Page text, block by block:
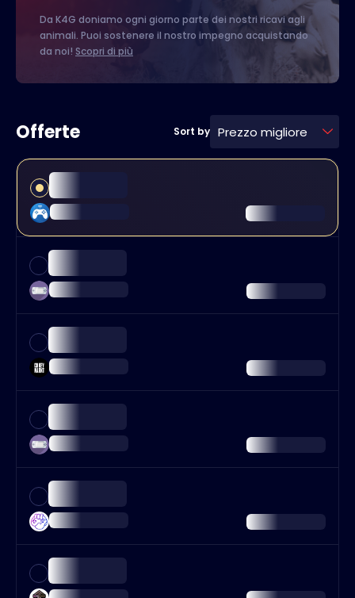
Da K4G doniamo ogni giorno parte dei nostri ricavi agli
animali. Puoi sostenere il nostro impegno acquistando
da noi! Scopri di più
Offerte Sort by Prezzo migliore